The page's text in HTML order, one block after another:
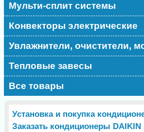
Мульти-сплит системы
Конвекторы электрические
Увлажнители, очистители,
Тепловые завесы
Все товары
Установка и покупка
Заказать кондиционеры DAIKIN